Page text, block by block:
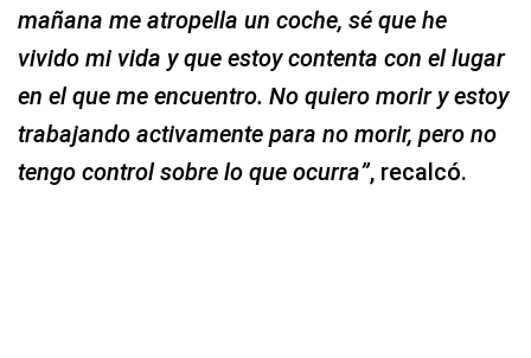
mañana me atropella un coche, sé que he
vivido mi vida y que estoy contenta con el lugar
en el que me encuentro. No quiero morir y estoy
trabajando activamente para no morir, pero no
tengo control sobre lo que ocurra”, recalcó.